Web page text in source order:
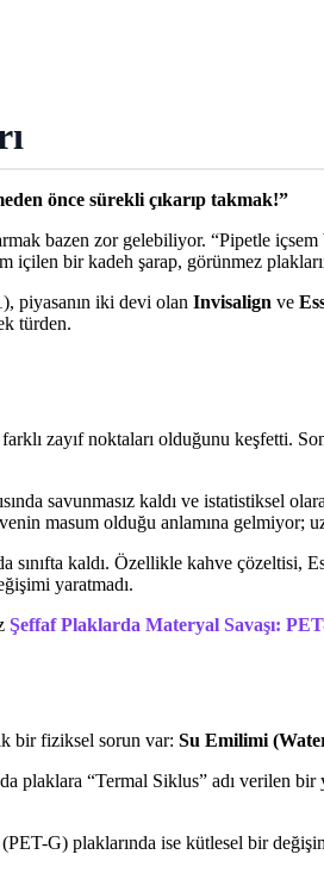
önce sürekli çıkarıp takmak!”
bazen zor gelebiliyor. “Pipetle
bir kadeh şarap, görünmez
piyasanın iki devi olan Invisalign ve
türden.
zayıf noktaları olduğunu keşfetti.
savunmasız kaldı ve istatistiksel
masum olduğu anlamına gelmiyor;
sınıfta kaldı. Özellikle kahve çözeltisi,
yaratmadı.
Şeffaf Plaklarda Materyal Savaşı:
bir fiziksel sorun var: Su Emilimi
“Termal Siklus” adı verilen bir
(PET-G) plaklarında ise kütlesel bir